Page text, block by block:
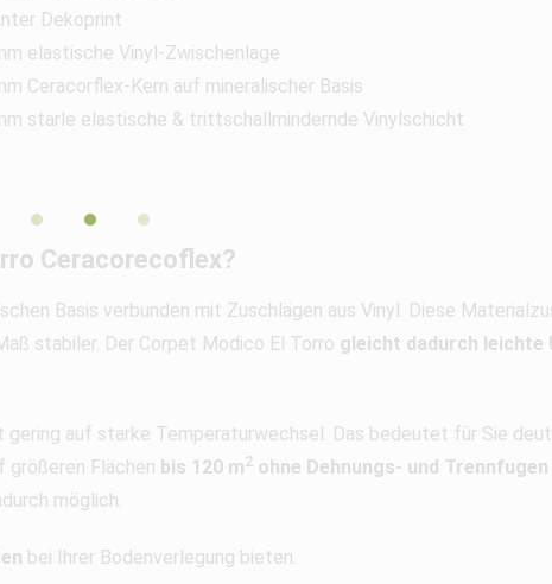
Dekoprint
elastische Vinyl-Zwischenlage
Ceracorflex-Kern auf mineralischer Basis
starle elastische & trittschallmindernde Vinylschicht
Ceracorecoflex?
Basis verbunden mit Zuschlägen aus Vinyl. Diese
stabiler. Der Corpet Modico El Torro gleicht dadurch leichte
auf starke Temperaturwechsel. Das bedeutet für Sie
größeren Flächen bis 120 m2 ohne Dehnungs- und Trennfugen
möglich.
bei Ihrer Bodenverlegung bieten.